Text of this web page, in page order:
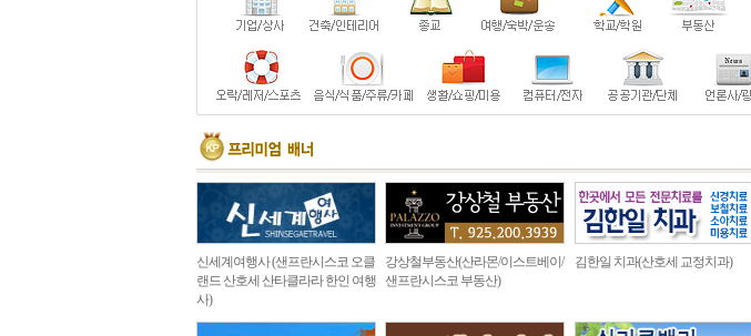
신세계여행사 (샌프란시스코 오클
랜드 산호세 산타클라라 한인 여행
사)
강상철부동산(산라몬/이스트베이/
샌프란시스코 부동산)
김한일 치과(산호세 교정치과)